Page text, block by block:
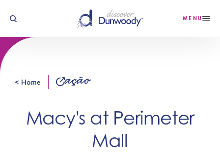
Saltar para o conteúdo MENU
< Home ação
Macy's at Perimeter
Mall